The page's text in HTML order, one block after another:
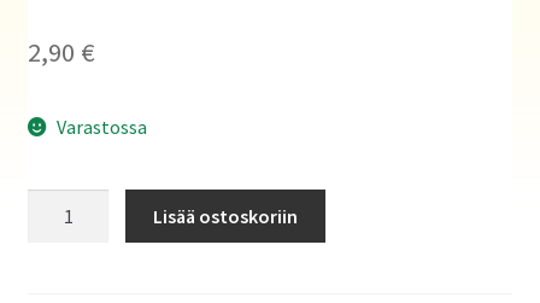
2,90 €
Varastossa
Lisää ostoskoriin